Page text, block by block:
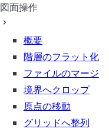
図面操作
概要
階層のフラット化
ファイルのマージ
境界へクロップ
原点の移動
グリッドへ整列